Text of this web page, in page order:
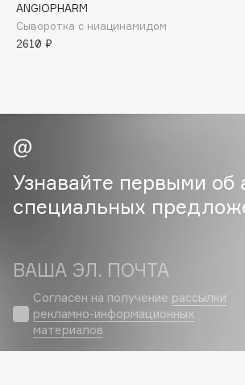
Brunello Cucinelli
Bvlgari
C
Capelli Dorati
Carmex
Catrice
Celimax
ANGIOPHARM
Сыворотка с ниацинамидом
2610 ₽
Узнавайте первыми об
специальных
ВАША ЭЛ. ПОЧТА
Согласен на получение рассылки
рекламно-информационных
материалов